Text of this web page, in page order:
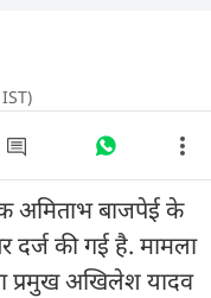
अमिताभ बाजपेई के
की गई है. मामला
प्रमुख अखिलेश यादव